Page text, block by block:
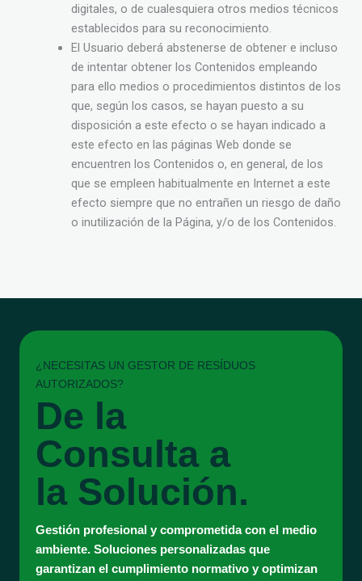
digitales, o de cualesquiera otros medios técnicos
establecidos para su reconocimiento.
El Usuario deberá abstenerse de obtener e incluso
de intentar obtener los Contenidos empleando
para ello medios o procedimientos distintos de los
que, según los casos, se hayan puesto a su
disposición a este efecto o se hayan indicado a
este efecto en las páginas Web donde se
encuentren los Contenidos o, en general, de los
que se empleen habitualmente en Internet a este
efecto siempre que no entrañen un riesgo de daño
o inutilización de la Página, y/o de los Contenidos.
¿NECESITAS UN GESTOR DE RESÍDUOS
AUTORIZADOS?
De la
Consulta a
la Solución.
Gestión profesional y comprometida con el medio
ambiente. Soluciones personalizadas que
garantizan el cumplimiento normativo y optimizan